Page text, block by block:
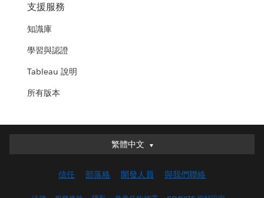
支援服務
知識庫
學習與認證
Tableau 說明
所有版本
繁體中文
繁體中文
English (UK)
信任 部落格 開發人員 與我們聯絡